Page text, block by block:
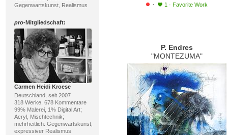
Gegenwartskunst, Realismus
pro-Mitgliedschaft:
Carmen Heidi Kroese
Deutschland, seit 2007
318 Werke, 678 Kommentare
99% Malerei, 1% Digital Art;
Acryl, Mischtechnik;
mehrheitlich: Gegenwartskunst,
expressiver Realismus
· 1 · Favorite Work
P. Endres
"MONTEZUMA"